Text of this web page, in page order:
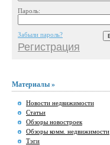
Пароль:
Забыли пароль?
Регистрация
Материалы »
Новости недвижимости
Статьи
Обзоры новостроек
Обзоры комм. недвижимости
Тэги